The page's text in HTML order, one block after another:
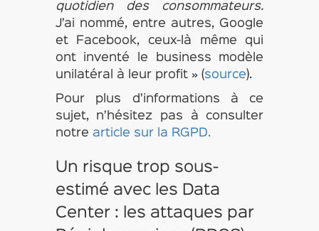
quotidien des consommateurs.
J’ai nommé, entre autres, Google
et Facebook, ceux-là même qui
ont inventé le business modèle
unilatéral à leur profit » (source).
Pour plus d’informations à ce
sujet, n’hésitez pas à consulter
notre article sur la RGPD.
Un risque trop sous-
estimé avec les Data
Center : les attaques par